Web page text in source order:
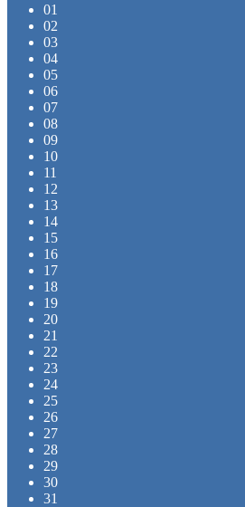
01
02
03
04
05
06
07
08
09
10
11
12
13
14
15
16
17
18
19
20
21
22
23
24
25
26
27
28
29
30
31